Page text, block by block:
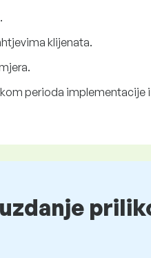
klijenata.
perioda implementacije